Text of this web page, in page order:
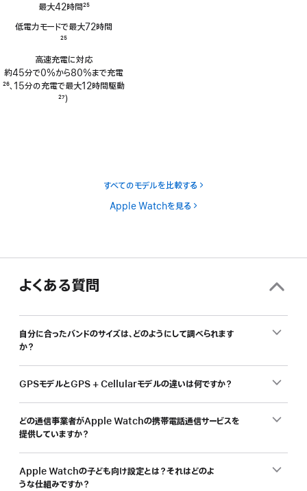
最大42時間
注
25
低電力モードで最大72時間
25
高速充電に対応
約45分で0%から80%まで充電
脚
26、15分の充電で最大12時間駆動
27）
すべてのモデルを比較する
Apple Watchを見る
よくある質問
自分に合ったバンドのサイズは、どのようにして調べられます
か？
GPSモデルとGPS + Cellularモデルの違いは何ですか？
どの通信事業者がApple Watchの携帯電話通信サービスを
提供していますか？
Apple Watchの子ども向け設定とは？それはどのよ
うな仕組みですか？